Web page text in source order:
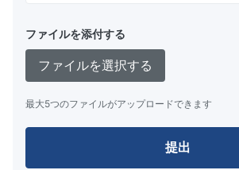
ファイルを添付する
ファイルを選択する
最大5つのファイルがアップロードできます
提出